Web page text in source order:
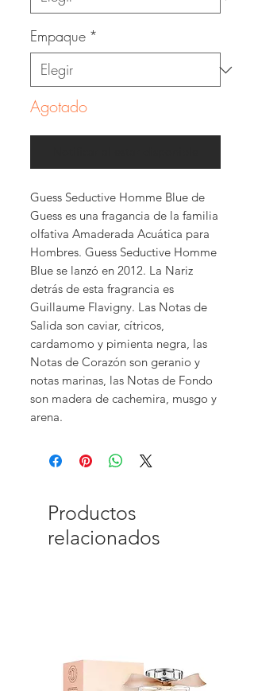
Empaque *
Agotado
Guess Seductive Homme Blue de
Guess es una fragancia de la familia
olfativa Amaderada Acuática para
Hombres. Guess Seductive Homme
Blue se lanzó en 2012. La Nariz
detrás de esta fragrancia es
Guillaume Flavigny. Las Notas de
Salida son caviar, cítricos,
cardamomo y pimienta negra, las
Notas de Corazón son geranio y
notas marinas, las Notas de Fondo
son madera de cachemira, musgo y
arena.
Productos
relacionados